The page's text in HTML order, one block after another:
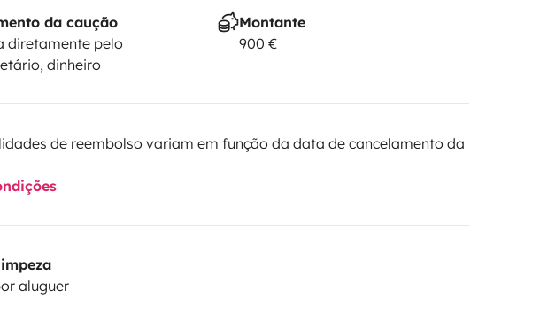
da caução
diretamente pelo
dinheiro
Montante
900 €
de reembolso variam em função da data de cancelamento da
aluguer